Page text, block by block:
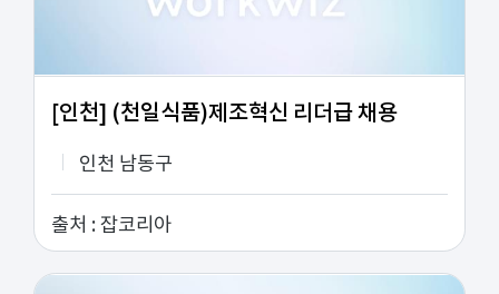
[인천] (천일식품)제조혁신 리더급 채용
인천 남동구
출처 :잡코리아